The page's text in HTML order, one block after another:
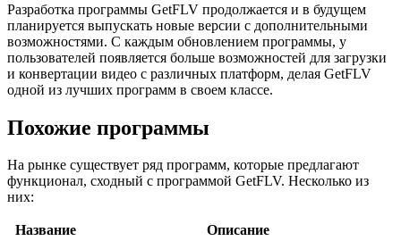
Разработка программы GetFLV продолжается и в будущем
планируется выпускать новые версии с дополнительными
возможностями. С каждым обновлением программы, у
пользователей появляется больше возможностей для загрузки
и конвертации видео с различных платформ, делая GetFLV
одной из лучших программ в своем классе.
Похожие программы
На рынке существует ряд программ, которые предлагают
функционал, сходный с программой GetFLV. Несколько из
них:
Название Описание